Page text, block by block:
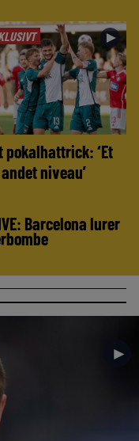
►
pokalhattrick: ‘Et
niveau’
Barcelona lurer
►